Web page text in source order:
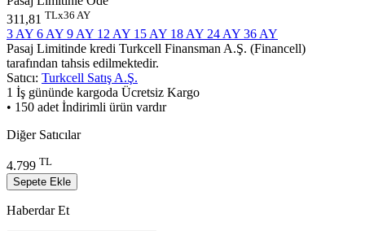
311,81 TLx36 AY
3 AY 6 AY 9 AY 12 AY 15 AY 18 AY 24 AY 36 AY
Pasaj Limitinde kredi Turkcell Finansman A.Ş. (Financell)
tarafından tahsis edilmektedir.
Satıcı: Turkcell Satış A.Ş.
1 İş gününde kargoda Ücretsiz Kargo
• 150 adet İndirimli ürün vardır
Diğer Satıcılar
4.799 TL
Sepete Ekle
Haberdar Et